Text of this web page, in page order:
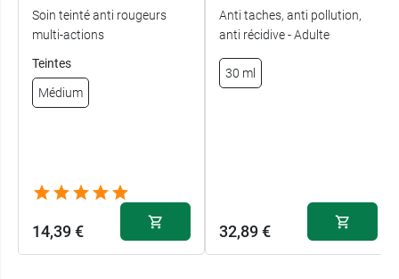
Soin teinté anti rougeurs
multi-actions
Teintes
Médium
14,39 €
Anti taches, anti pollution,
anti récidive - Adulte
30 ml
32,89 €